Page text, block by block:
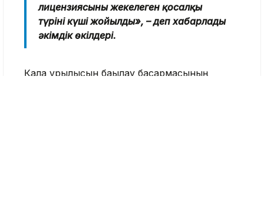
лицензиясының жекелеген қосалқы
түрінің күші жойылды», – деп хабарлады
әкімдік өкілдері.
Қала құрылысын бақылау басқармасының